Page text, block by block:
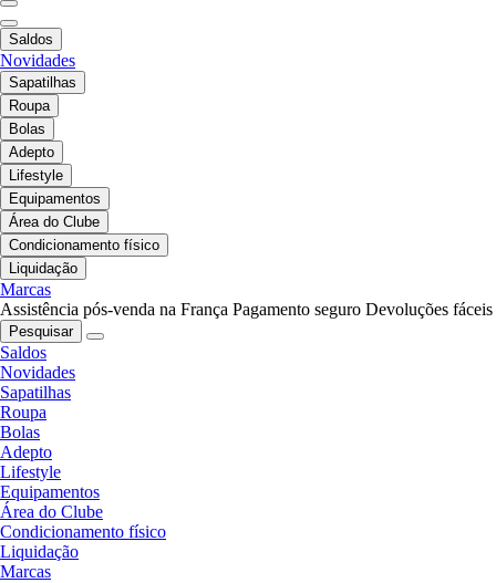
Saldos
Novidades
Sapatilhas
Roupa
Bolas
Adepto
Lifestyle
Equipamentos
Área do Clube
Condicionamento físico
Liquidação
Marcas
Assistência pós-venda na França Pagamento seguro Devoluções fáceis
Pesquisar
Saldos
Novidades
Sapatilhas
Roupa
Bolas
Adepto
Lifestyle
Equipamentos
Área do Clube
Condicionamento físico
Liquidação
Marcas